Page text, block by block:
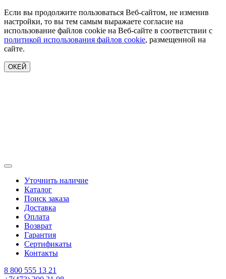
Если вы продолжите пользоваться Веб-сайтом, не изменив
настройки, то вы тем самым выражаете согласие на
использование файлов cookie на Веб-сайте в соответствии с
политикой использования файлов cookie, размещенной на
сайте.
ОКЕЙ
Уточнить наличие
Каталог
Поиск заказа
Доставка
Оплата
Возврат
Гарантия
Сертификаты
Контакты
8 800 555 13 21